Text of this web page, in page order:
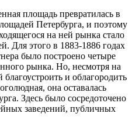
площадь превратилась в
Петербурга, и поэтому
на ней рынка стало
Для этого в 1883-1886 годах
было построено четыре
рынка. Но, несмотря на
и облагородить
она оставалась
Здесь было сосредоточено
заведений, публичных